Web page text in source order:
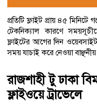
প্রতিটি ফ্লাইট প্রায় ৪৫
টেকনিক্যাল কারণে
ফ্লাইটের আগের দিন ওয়েবসাইট
সময় যাচাই করে নেওয়া
রাজশাহী টু ঢাকা
ফ্লাইওয়ে ট্রাভেলে